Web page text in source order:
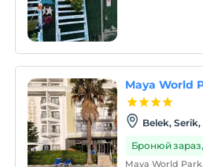
Maya World
Belek,
Бронюй зараз,
Maya World